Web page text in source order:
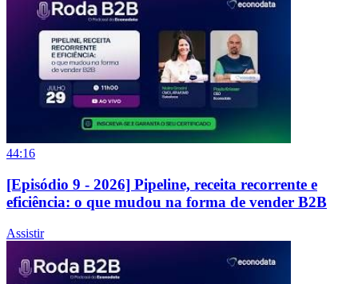
44:16
[Episódio 9 - 2026] Pipeline, receita recorrente e
eficiência: o que mudou na forma de vender B2B
Assistir